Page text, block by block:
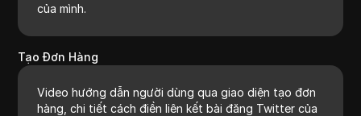
của mình.
Tạo Đơn Hàng
Video hướng dẫn người dùng qua giao diện tạo đơn
hàng, chi tiết cách điền liên kết bài đăng Twitter của